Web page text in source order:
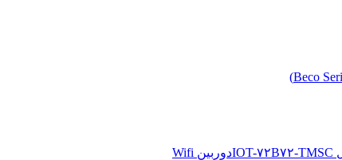
دوربین Wifi